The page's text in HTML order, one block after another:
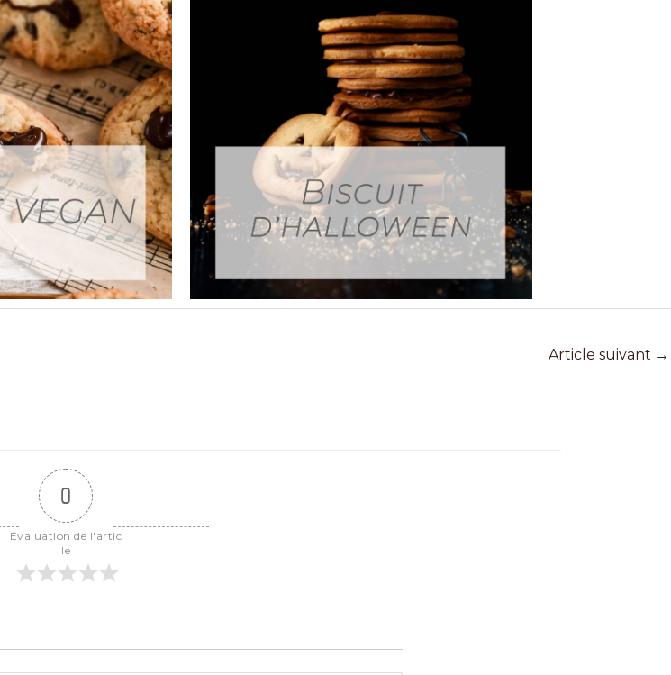
Article suivant →
0
Évaluation de l'artic
le